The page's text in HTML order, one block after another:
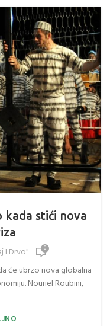
kada stići nova
I Drvo"
0
će ubrzo nova globalna
Nouriel Roubini,